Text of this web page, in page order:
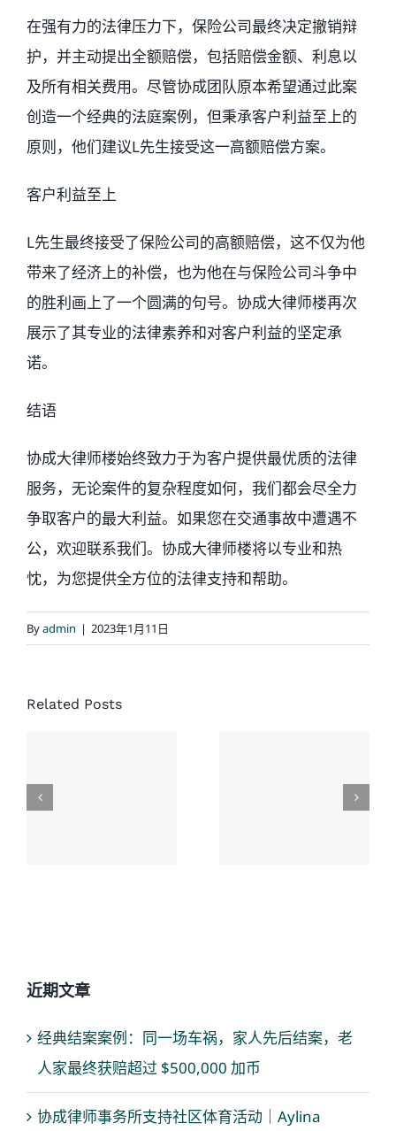
在强有力的法律压力下，保险公司最终决定撤销辩
护，并主动提出全额赔偿，包括赔偿金额、利息以
及所有相关费用。尽管协成团队原本希望通过此案
创造一个经典的法庭案例，但秉承客户利益至上的
原则，他们建议L先生接受这一高额赔偿方案。
客户利益至上
L先生最终接受了保险公司的高额赔偿，这不仅为他
带来了经济上的补偿，也为他在与保险公司斗争中
的胜利画上了一个圆满的句号。协成大律师楼再次
展示了其专业的法律素养和对客户利益的坚定承
诺。
结语
协成大律师楼始终致力于为客户提供最优质的法律
服务，无论案件的复杂程度如何，我们都会尽全力
争取客户的最大利益。如果您在交通事故中遭遇不
公，欢迎联系我们。协成大律师楼将以专业和热
忱，为您提供全方位的法律支持和帮助。
Byadmin | 2023年1月11日
Related Posts
经典结案
一场车
案，老人
接受的和
解，换来
近期文章
经典结案案例：同一场车祸，家人先后结案，老
人家最终获赔超过 $500,000 加币
协成律师事务所支持社区体育活动｜Aylina